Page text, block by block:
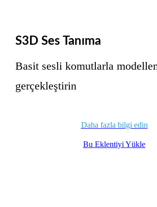
S3D Ses Tanıma
Basit sesli komutlarla
gerçekleştirin
Daha fazla bilgi edin
Bu Eklentiyi Yükle